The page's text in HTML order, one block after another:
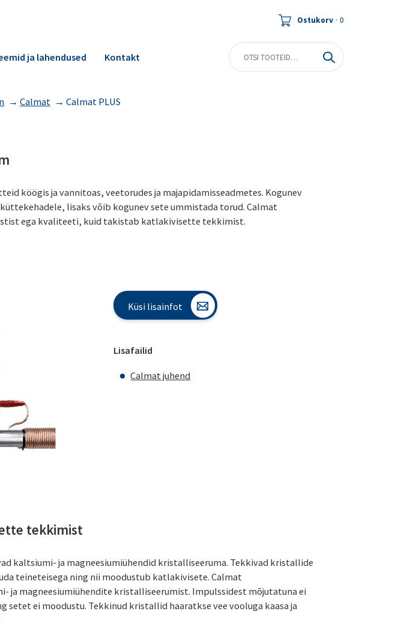
Ostukorv · 0
ja lahendused Kontakt
→ Calmat → Calmat PLUS
köögis ja vannitoas, veetorudes ja majapidamisseadmetes. Kogunev
lisaks võib kogunev sete ummistada torud. Calmat
ega kvaliteeti, kuid takistab katlakivisette tekkimist.
Küsi lisainfot
Lisafailid
Calmat juhend
tekkimist
kaltsiumi- ja magneesiumiühendid kristalliseeruma. Tekkivad kristallide
teineteisega ning nii moodustub katlakivisete. Calmat
ja magneesiumiühendite kristalliseerumist. Impulssidest mõjutatuna ei
setet ei moodustu. Tekkinud kristallid haaratkse vee vooluga kaasa ja